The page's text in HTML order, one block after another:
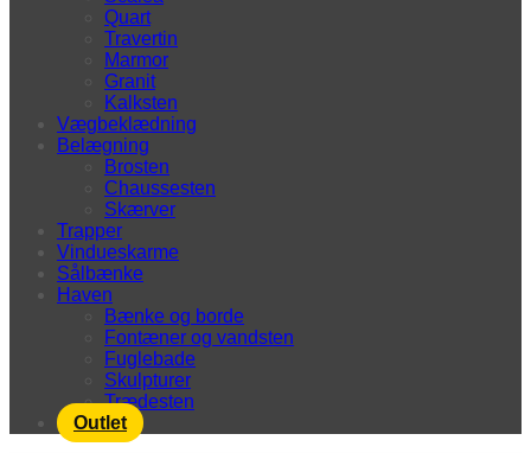
Quart
Travertin
Marmor
Granit
Kalksten
Vægbeklædning
Belægning
Brosten
Chaussesten
Skærver
Trapper
Vindueskarme
Sålbænke
Haven
Bænke og borde
Fontæner og vandsten
Fuglebade
Skulpturer
Trædesten
Outlet